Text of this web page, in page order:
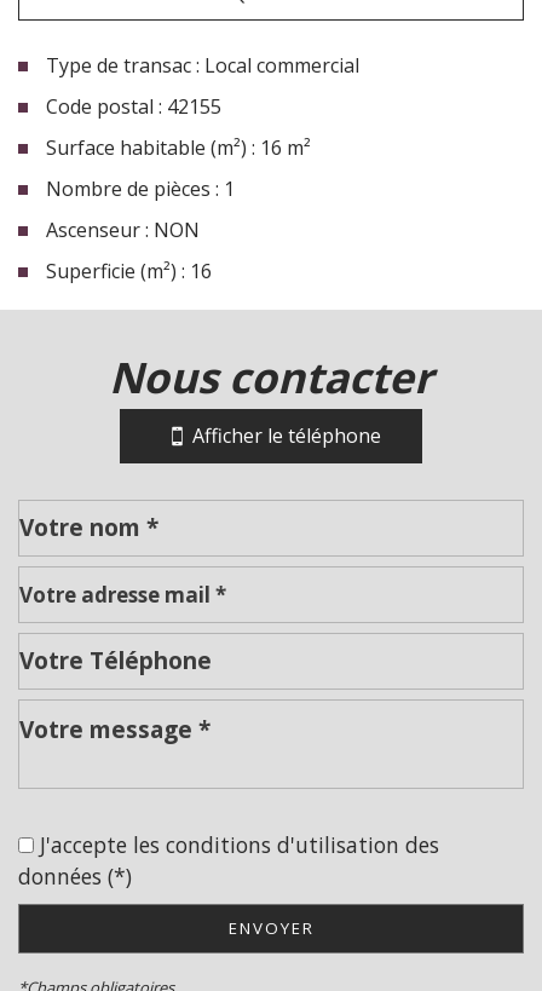
Type de transac : Local commercial
Code postal : 42155
Surface habitable (m²) : 16 m²
Nombre de pièces : 1
Ascenseur : NON
Superficie (m²) : 16
la ville de lentigny (42155)
Bibliothèque
Bureau de poste
Mairie
nous contacter
Afficher le téléphone
J'accepte les conditions d'utilisation des
données (*)
ENVOYER